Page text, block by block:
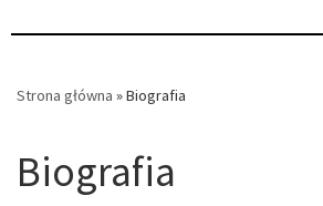
Strona główna »Biografia
Biografia